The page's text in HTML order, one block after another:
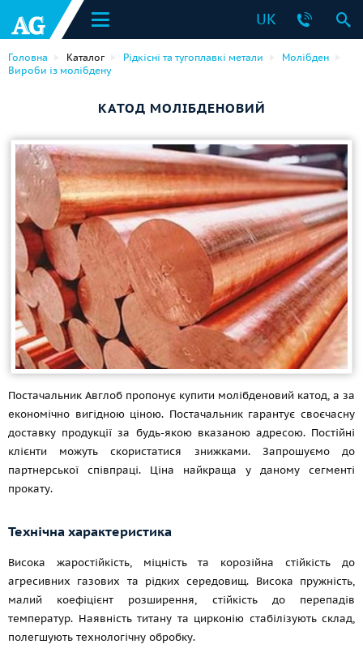
UK
Головна Каталог Рідкісні та тугоплавкі метали
Молібден
Вироби із молібдену
КАТОД МОЛІБДЕНОВИЙ
Постачальник Авглоб пропонує купити молібденовий катод, а за
економічно вигідною ціною. Постачальник гарантує своєчасну
доставку продукції за будь-якою вказаною адресою. Постійні
клієнти можуть скористатися знижками. Запрошуємо до
партнерської співпраці. Ціна найкраща у даному сегменті
прокату.
Технічна характеристика
Висока жаростійкість, міцність та корозійна стійкість до
агресивних газових та рідких середовищ. Висока пружність,
малий коефіцієнт розширення, стійкість до перепадів
температур. Наявність титану та цирконію стабілізують склад,
полегшують технологічну обробку.